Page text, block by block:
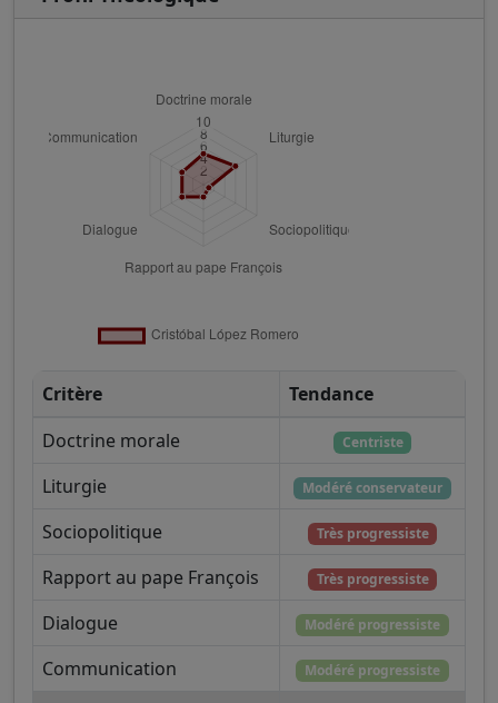
Critère
Tendance
Doctrine morale
Centriste
Liturgie Modéré conservateur
Sociopolitique Très progressiste
Rapport au pape François Très progressiste
Dialogue Modéré progressiste
Communication Modéré progressiste